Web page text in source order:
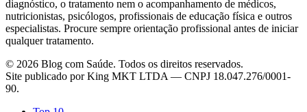
diagnóstico, o tratamento nem o acompanhamento de médicos,
nutricionistas, psicólogos, profissionais de educação física e outros
especialistas. Procure sempre orientação profissional antes de iniciar
qualquer tratamento.
© 2026 Blog com Saúde. Todos os direitos reservados.
Site publicado por King MKT LTDA — CNPJ 18.047.276/0001-
90.